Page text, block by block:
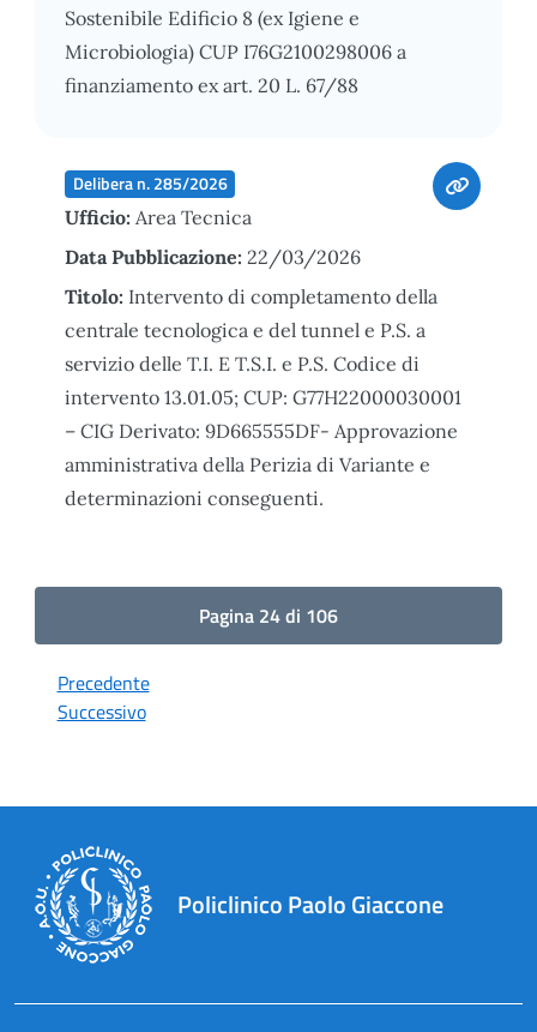
Sostenibile Edificio 8 (ex Igiene e
Microbiologia) CUP I76G2100298006 a
finanziamento ex art. 20 L. 67/88
Delibera n. 285/2026
Ufficio: Area Tecnica
Data Pubblicazione: 22/03/2026
Titolo: Intervento di completamento della
centrale tecnologica e del tunnel e P.S. a
servizio delle T.I. E T.S.I. e P.S. Codice di
intervento 13.01.05; CUP: G77H22000030001
– CIG Derivato: 9D665555DF- Approvazione
amministrativa della Perizia di Variante e
determinazioni conseguenti.
Pagina 24 di 106
Precedente
Successivo
Policlinico Paolo Giaccone